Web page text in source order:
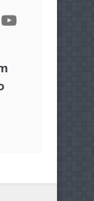
Youtube